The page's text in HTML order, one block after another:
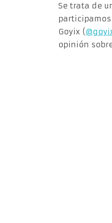
Se trata de
participamos
Goyix (
opinión